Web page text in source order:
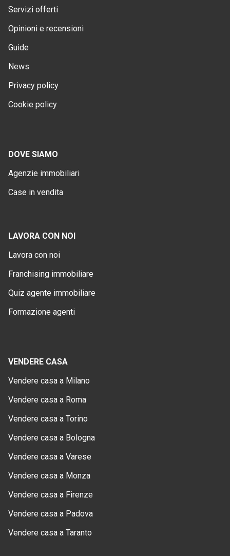
Servizi offerti
Opinioni e recensioni
Guide
News
Privacy policy
Cookie policy
DOVE SIAMO
Agenzie immobiliari
Case in vendita
LAVORA CON NOI
Lavora con noi
Franchising immobiliare
Quiz agente immobiliare
Formazione agenti
VENDERE CASA
Vendere casa a Milano
Vendere casa a Roma
Vendere casa a Torino
Vendere casa a Bologna
Vendere casa a Varese
Vendere casa a Monza
Vendere casa a Firenze
Vendere casa a Padova
Vendere casa a Taranto